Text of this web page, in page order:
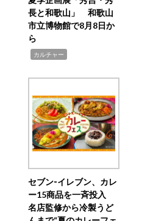
長と和歌山」 和歌山
市立博物館で8月8日か
ら
カルチャー
セブン‐イレブン、カレ
ー15商品を一斉投入
名店監修から冷製うど